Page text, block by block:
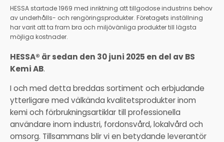
HESSA startade 1969 med inriktning att tillgodose industrins behov
av underhålls- och rengöringsprodukter. Företagets inställning
har varit att ta fram bra och miljövänliga produkter till lägsta
möjliga kostnader.
HESSA® är sedan den 30 juni 2025 en del av BS
Kemi AB.
I och med detta breddas sortiment och erbjudande
ytterligare med välkända kvalitetsprodukter inom
kemi och förbrukningsartiklar till professionella
användare inom industri, fordonsvård, lokalvård och
omsorg. Tillsammans blir vi en betydande leverantör